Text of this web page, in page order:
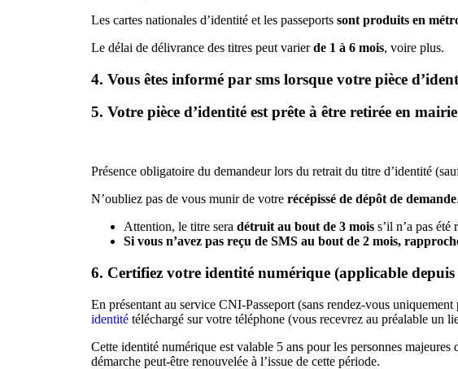
Les cartes nationales d’identité et les passeports sont produits en
Le délai de délivrance des titres peut varierde 1 à 6 mois, voire plus.
4. Vous êtes informé par sms lorsque votre pièce
5. Votre pièce d’identité est prête à être retirée en
Présence obligatoire du demandeur lors du retrait du titre d’identité
N’oubliez pas de vous munir de votre récépissé de dépôt de demande.
Attention, le titre sera détruit au bout de 3 mois s’il n’a pas été
Si vous n’avez pas reçu de SMS au bout de 2 mois,
6. Certifiez votre identité numérique (applicable
En présentant au service CNI-Passeport (sans rendez-vous
identité téléchargé sur votre téléphone (vous recevrez au préalable un
Cette identité numérique est valable 5 ans pour les personnes majeures
démarche peut-être renouvelée à l’issue de cette période.